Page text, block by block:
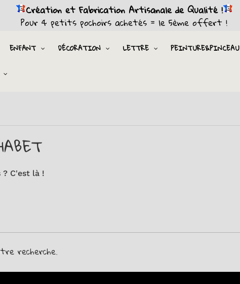
Création et Fabrication Artisanale de Qualité !
Pour 4 petits pochoirs achetés = le 5ème offert !
ENFANT DÉCORATION LETTRE PEINTURE&PINCEAU
C'est là !
recherche.